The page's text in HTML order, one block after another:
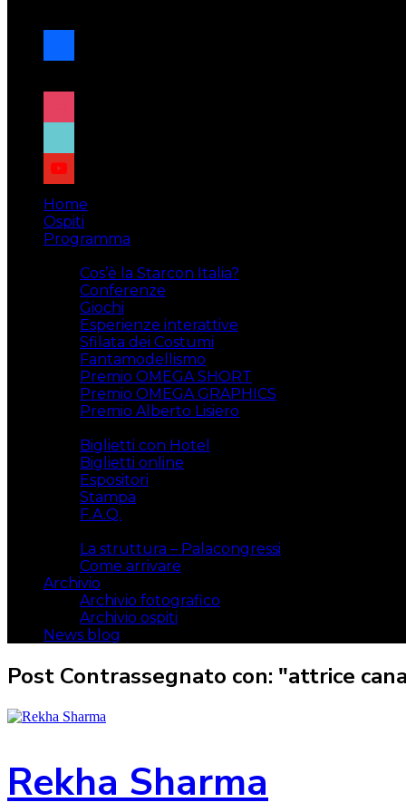
facebook
x
instagram
tiktok
youtube
Home
Ospiti
Programma
Cos’è la Starcon Italia?
Conferenze
Giochi
Esperienze interattive
Sfilata dei Costumi
Fantamodellismo
Premio OMEGA SHORT
Premio OMEGA GRAPHICS
Premio Alberto Lisiero
Biglietti con Hotel
Biglietti online
Espositori
Stampa
F.A.Q.
La struttura – Palacongressi
Come arrivare
Archivio
Archivio fotografico
Archivio ospiti
News blog
Post Contrassegnato con: "attrice
Rekha Sharma